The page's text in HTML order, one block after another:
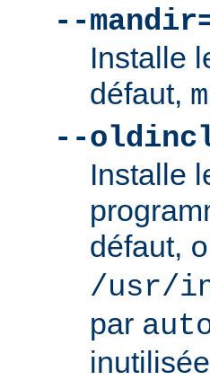
--
Installe
défaut,
--
Installe
défaut,
/usr/
par